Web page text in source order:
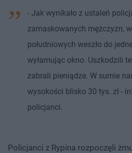
- Jak wynikało z ustaleń
zamaskowanych mężczyzn,
południowych weszło do
wyłamując okno. Uszkodzili
zabrali pieniądze. W sumie
wysokości blisko 30 tys. zł -
policjanci.
Policjanci z Rypina rozpoczęli